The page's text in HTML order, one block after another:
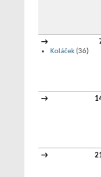
→
Koláček(36)
→
→